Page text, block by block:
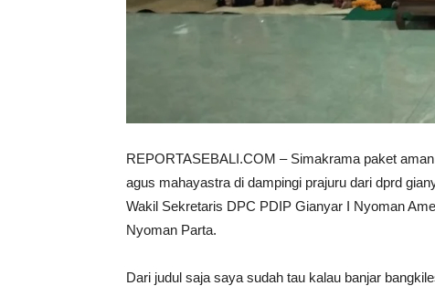
REPORTASEBALI.COM – Simakrama paket
agus mahayastra di dampingi prajuru dari dprd
Wakil Sekretaris DPC PDIP Gianyar I Nyoman
Nyoman Parta.
Dari judul saja saya sudah tau kalau banjar